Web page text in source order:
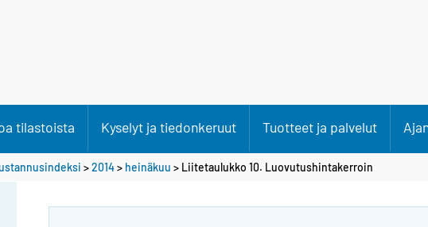
tilastoista Kyselyt ja tiedonkeruut Tuotteet ja palvelut
>2014> heinäkuu > Liitetaulukko 10. Luovutushintakerroin